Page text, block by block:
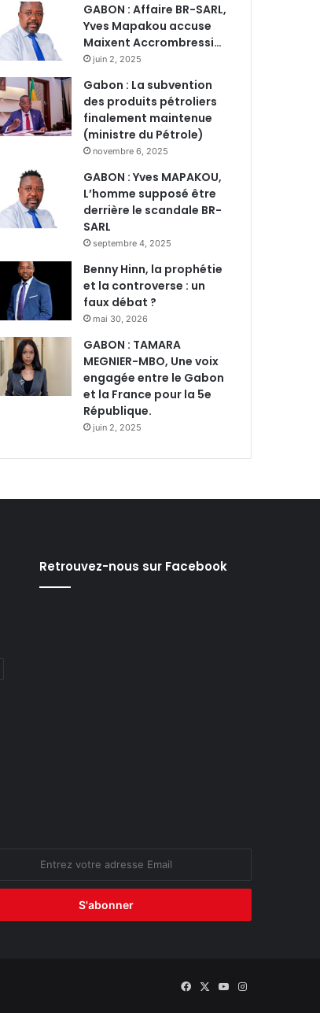
GABON : Affaire BR-SARL,
Yves Mapakou accuse
Maixent Accrombressi…
juin 2, 2025
Gabon : La subvention
des produits pétroliers
finalement maintenue
(ministre du Pétrole)
novembre 6, 2025
GABON : Yves MAPAKOU,
L’homme supposé être
derrière le scandale BR-
SARL
septembre 4, 2025
Benny Hinn, la prophétie
et la controverse : un
faux débat ?
mai 30, 2026
GABON : TAMARA
MEGNIER-MBO, Une voix
engagée entre le Gabon
et la France pour la 5e
République.
juin 2, 2025
Retrouvez-nous sur Facebook
Facebook
X YouTubeInstagram